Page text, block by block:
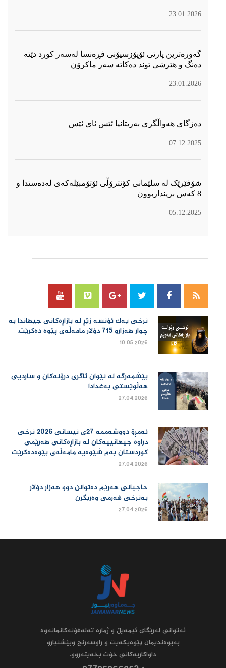
23.01.2026
گەورەترین پارتی ئۆپۆزسیۆنی فڕەنسا لەسەر كورد دێتە
دەنگ و هێرشی توند دەكاتە سەر ماكرۆن
23.01.2026
دەزگای هەواڵگری بەریتانیا ئێس ئای ئێس
07.12.2025
شۆفێرێک لە سلێمانی کۆنترۆڵی ئۆتۆمبێلەکەی لەدەستدا و
8 کەس برینداربوون
05.12.2025
نرخی یەك ئۆنسە زێڕ لە بازاڕەكانی جیهاندا بە
چوار هەزارو 715 دۆلار مامەڵەی پێوە دەكرێت.
10.05.2026
پێشمەرگە لە نێوان ئاگری درۆنەکان و ساردیی
هەڵوێستی بەغدادا
27.04.2026
ئەمڕۆ دووشەممە 27ی نیسانی 2026 نرخی
دراوە جیهانییەكان لە بازاڕەكانی هەرێمی
كوردستان بەم شێوەیە مامەڵەی پێوەدەكرێت
27.04.2026
حاجیانی هەرێم دەتوانن دوو هەزار دۆلار
بەنرخی فەرمی وەربگرن
27.04.2026
ئه‌توانى له‌رێگاى ئیمه‌یڵ و ژماره‌ ته‌له‌فۆنه‌کانمانه‌وه‌
په‌یوه‌ندیمان پێوه‌بکه‌یت و راوسه‌رنج وپێشنیارو
داواکاریه‌کانى خۆت بخه‌یته‌روو.